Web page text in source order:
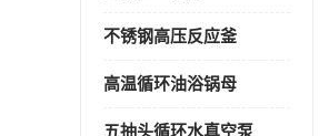
不锈钢高压反应釜
高温循环油浴锅母
五抽头循环水真空泵